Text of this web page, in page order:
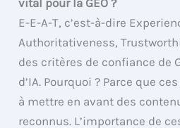
vital pour la GEO ?
E-E-A-T, c’est-à-dire
Authoritativeness,
des critères de confiance de
d’IA. Pourquoi ? Parce que
à mettre en avant des
reconnus. L’importance de